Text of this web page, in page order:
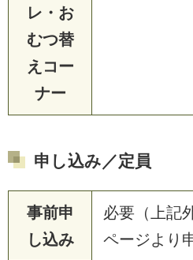
レ・お
むつ替
えコー
ナー
申し込み／定員
事前申
し込み
必要（上記
ページより